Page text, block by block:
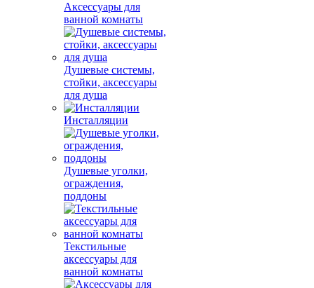
Аксессуары для
ванной комнаты
Душевые системы,
стойки, аксессуары
для душа
Инсталляции
Душевые уголки,
ограждения,
поддоны
Текстильные
аксессуары для
ванной комнаты